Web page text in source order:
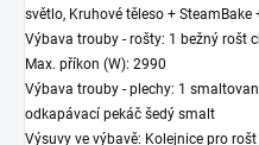
světlo, Kruhové těleso +
Výbava trouby - rošty: 1 bežný rošt
Max. příkon (W): 2990
Výbava trouby - plechy: 1
odkapávací pekáč šedý smalt
Výsuvy ve výbavě: Kolejnice pro rošt